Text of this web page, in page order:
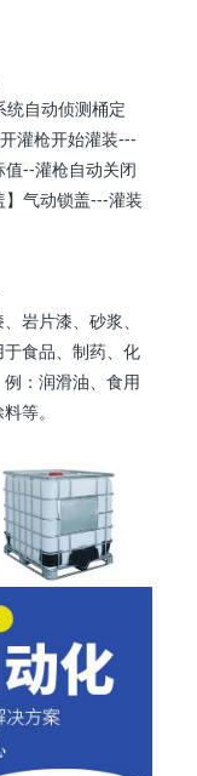
自动侦测桶定
灌枪开始灌装---
--灌枪自动关闭
气动锁盖---灌装
岩片漆、砂浆、
食品、制药、化
：润滑油、食用
等。